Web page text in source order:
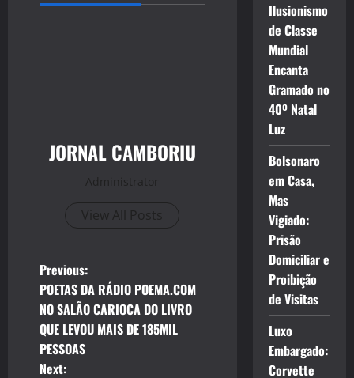
JORNAL CAMBORIU
Administrator
View All Posts
P
o
s
Previous:
POETAS DA RÁDIO POEMA.COM
NO SALÃO CARIOCA DO LIVRO
QUE LEVOU MAIS DE 185MIL
PESSOAS
Next:
Ilusionismo
de Classe
Mundial
Encanta
Gramado no
40º Natal
Luz
Bolsonaro
em Casa,
Mas
Vigiado:
Prisão
Domiciliar e
Proibição
de Visitas
Luxo
Embargado:
Corvette